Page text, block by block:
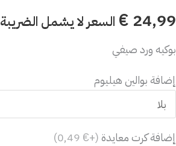
€ 24,99 السعر لا يشمل الضريبة
بوكيه ورد صيفي
إضافة بوالين هيليوم
إضافة كرت معايدة (+€ 0,49)
ورد